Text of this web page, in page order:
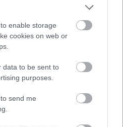
enable storage
cookies on web or
data to be sent to
purposes.
send me
a pécsi) és a Szepessy